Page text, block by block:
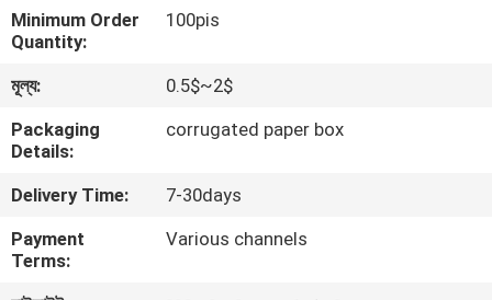
কারখানা
ভ্রমণ
মান
নিয়ন্ত্রণ
আমাদের
সাথে
Minimum Order
Quantity:
100pis
মূল্য:
0.5$~2$
Packaging
Details:
corrugated paper box
Delivery Time:
7-30days
Payment
Terms:
Various channels